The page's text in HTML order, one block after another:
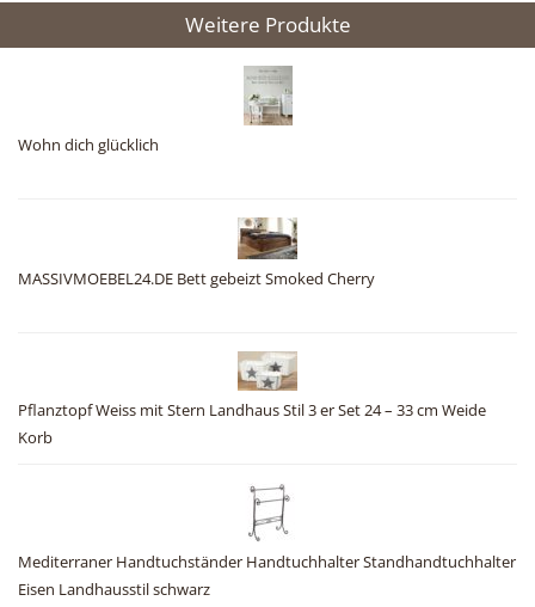
Weitere Produkte
Wohn dich glücklich
MASSIVMOEBEL24.DE Bett gebeizt Smoked Cherry
Pflanztopf Weiss mit Stern Landhaus Stil 3 er Set 24 – 33 cm Weide
Korb
Mediterraner Handtuchständer Handtuchhalter Standhandtuchhalter
Eisen Landhausstil schwarz